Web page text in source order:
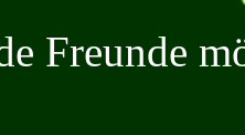
Freunde